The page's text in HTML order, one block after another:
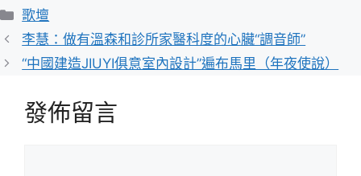
分
類
歌壇
李慧：做有溫森和診所家醫科度的心臟“調音師”
“中國建造JIUYI俱意室內設計”遍布馬里（年夜使說）
發佈留言